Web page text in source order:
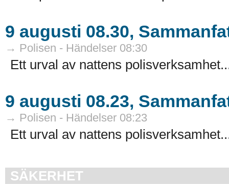
9 augusti 08.30,
→ Polisen - Händelser 08:30
Ett urval av nattens
9 augusti 08.23,
→ Polisen - Händelser 08:23
Ett urval av nattens
SÄKERHET